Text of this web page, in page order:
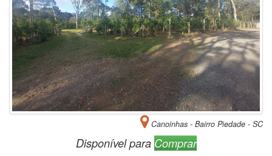
Canoinhas - Bairro Piedade - SC
Disponível para Comprar